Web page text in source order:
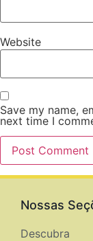
Website
Save my name,
next time I
Nossas
Descubra